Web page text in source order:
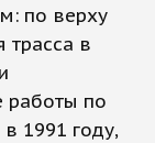
по верху
трасса в
работы по
1991 году,